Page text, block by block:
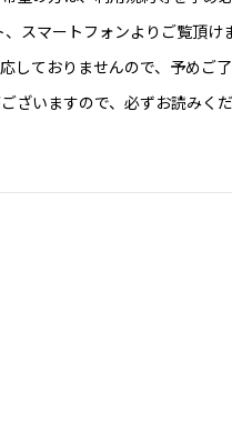
スマートフォンよりご覧頂け
しておりませんので、予めご了
ざいますので、必ずお読みくだ